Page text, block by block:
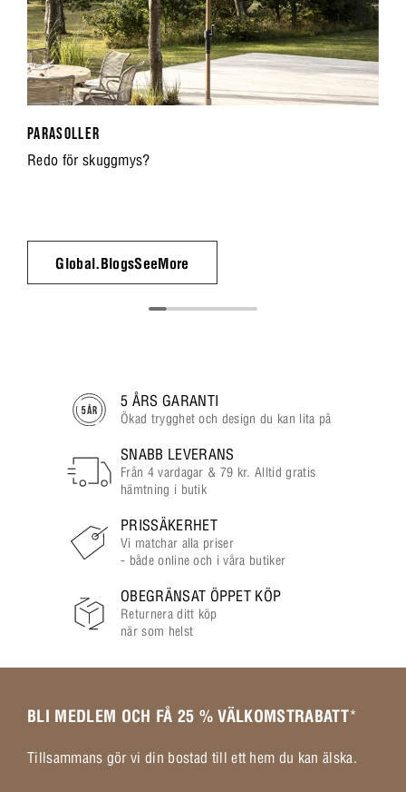
PARASOLLER
Redo för skuggmys?
Global.BlogsSeeMore
5 ÅRS GARANTI
Ökad trygghet och design du kan lita på
SNABB LEVERANS
Från 4 vardagar & 79 kr. Alltid gratis
hämtning i butik
PRISSÄKERHET
Vi matchar alla priser
- både online och i våra butiker
OBEGRÄNSAT ÖPPET KÖP
Returnera ditt köp
när som helst
BLI MEDLEM OCH FÅ 25 % VÄLKOMSTRABATT*
Tillsammans gör vi din bostad till ett hem du kan älska.